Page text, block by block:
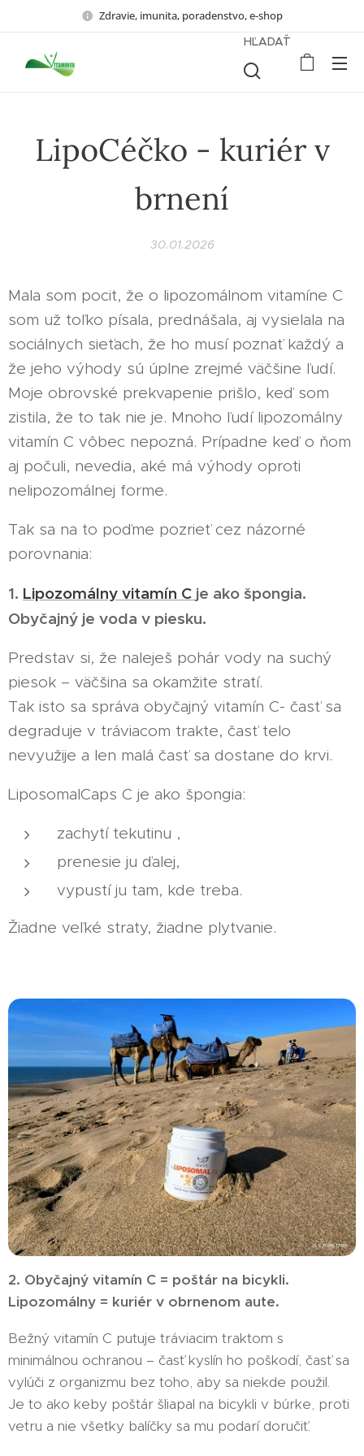
Zdravie, imunita, poradenstvo, e-shop
HĽADAŤ
LipoCéčko - kuriér v
brnení
30.01.2026
Mala som pocit, že o lipozomálnom vitamíne C
som už toľko písala, prednášala, aj vysielala na
sociálnych sieťach, že ho musí poznať každý a
že jeho výhody sú úplne zrejmé väčšine ľudí.
Moje obrovské prekvapenie prišlo, keď som
zistila, že to tak nie je. Mnoho ľudí lipozomálny
vitamín C vôbec nepozná. Prípadne keď o ňom
aj počuli, nevedia, aké má výhody oproti
nelipozomálnej forme.
Tak sa na to poďme pozrieť cez názorné
porovnania:
1. Lipozomálny vitamín C je ako špongia.
Obyčajný je voda v piesku.
Predstav si, že naleješ pohár vody na suchý
piesok – väčšina sa okamžite stratí.
Tak isto sa správa obyčajný vitamín C- časť sa
degraduje v tráviacom trakte, časť telo
nevyužije a len malá časť sa dostane do krvi.
LiposomalCaps C je ako špongia:
zachytí tekutinu ,
prenesie ju ďalej,
vypustí ju tam, kde treba.
Žiadne veľké straty, žiadne plytvanie.
2. Obyčajný vitamín C = poštár na bicykli.
Lipozomálny = kuriér v obrnenom aute.
Bežný vitamín C putuje tráviacim traktom s
minimálnou ochranou – časť kyslín ho poškodí, časť sa
vylúči z organizmu bez toho, aby sa niekde použil.
Je to ako keby poštár šliapal na bicykli v búrke, proti
vetru a nie všetky balíčky sa mu podarí doručiť.